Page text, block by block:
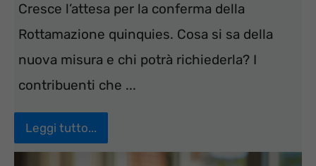
Cresce l’attesa per la conferma della
Rottamazione quinquies. Cosa si sa della
nuova misura e chi potrà richiederla? I
contribuenti che ...
Leggi tutto...